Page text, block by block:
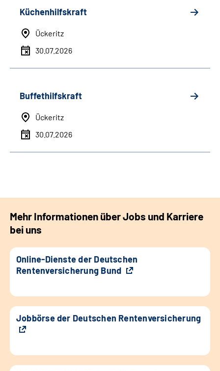
Küchenhilfskraft
Ückeritz
30.07.2026
Buffethilfskraft
Ückeritz
30.07.2026
Mehr Informationen über Jobs und Karriere
bei uns
Online-Dienste der Deutschen
Rentenversicherung Bund
Jobbörse der Deutschen Rentenversicherung